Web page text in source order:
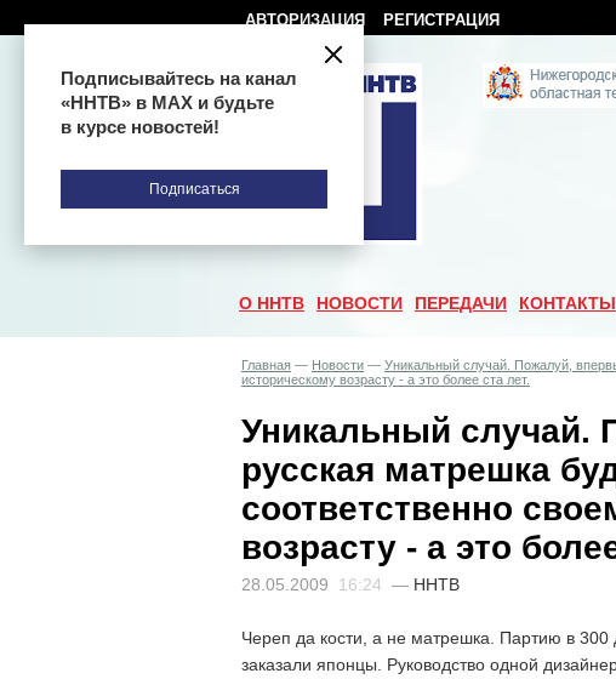
АВТОРИЗАЦИЯ РЕГИСТРАЦИЯ
О ННТВ НОВОСТИ ПЕРЕДАЧИ КОНТАКТЫ
Главная — Новости — Уникальный случай. Пожалуй,
историческому возрасту - а это более ста лет.
Уникальный случай.
русская матрешка
соответственно
возрасту - а это
28.05.2009 16:24 — ННТВ
Череп да кости, а не матрешка. Партию в
заказали японцы. Руководство одной
Подписывайтесь на канал
«ННТВ» в МАХ и будьте
в курсе новостей!
Подписаться